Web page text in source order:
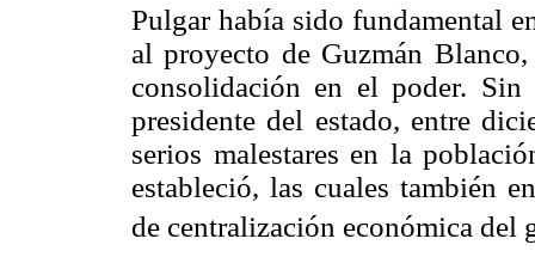
Pulgar había sido fundamental
al proyecto de Guzmán
consolidación en el poder. Sin
presidente del estado, entre
serios malestares en la
estableció, las cuales también
de centralización económica del